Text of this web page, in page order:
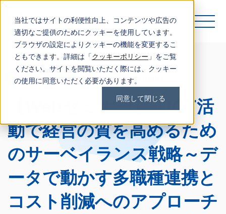
当社ではサイトの利便性向上、コンテンツや広告の
適切なご提供のためにクッキーを使用しています。
ブラウザの設定によりクッキーの機能を変更するこ
ともできます。詳細は「クッキーポリシー 」をご覧
ください。サイトを閲覧いただく際には、クッキー
の使用に同意いただく必要があります。
同意して閉じる
セミナー オンライン（Zoom）
【Webセミナー】「ICT活
動で経営の質を高めるため
のサーベイランス戦略～デ
ータで動かす多職種連携と
コスト削減へのアプローチ